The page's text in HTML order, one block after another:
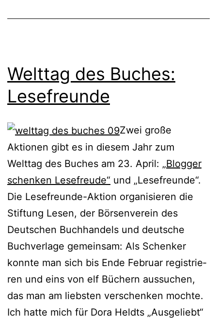
Welttag des Buches:
Lesefreunde
Zwei gro­ße
Aktionen gibt es in die­sem Jahr zum
Welttag des Buches am 23. April: „Blogger
schen­ken Lesefreude“ und „Lesefreunde“.
Die Lesefreunde-Aktion orga­ni­sie­ren die
Stiftung Lesen, der Börsenverein des
Deutschen Buchhandels und deut­sche
Buchverlage gemein­sam: Als Schenker
konn­te man sich bis Ende Februar regis­trie­
ren und eins von elf Büchern aus­su­chen,
das man am liebs­ten ver­schen­ken moch­te.
Ich hat­te mich für Dora Heldts „Ausgeliebt“